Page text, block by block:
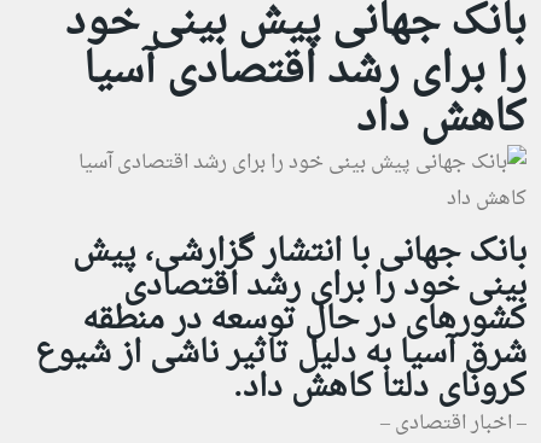
بانک جهانی پیش بینی خود
را برای رشد اقتصادی آسیا
کاهش داد
بانک جهانی با انتشار گزارشی، پیش
بینی خود را برای رشد اقتصادی
کشورهای در حال توسعه در منطقه
شرق آسیا به دلیل تاثیر ناشی از شیوع
کرونای دلتا کاهش داد.
– اخبار اقتصادی –